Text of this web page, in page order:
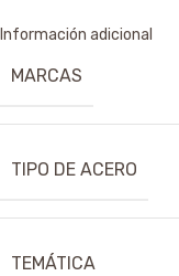
Información adicional
MARCAS
TIPO DE ACERO
TEMÁTICA